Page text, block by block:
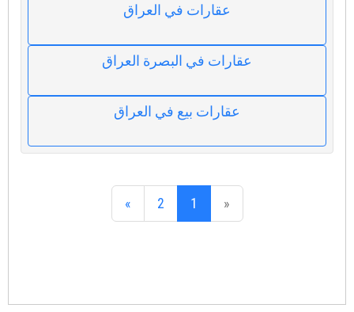
عقارات في العراق
عقارات في البصرة العراق
عقارات بيع في العراق
«
1
2
»